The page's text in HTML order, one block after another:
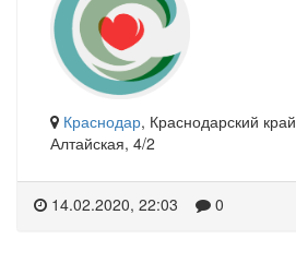
Краснодар, Краснодарский край
Алтайская, 4/2
14.02.2020, 22:03 0